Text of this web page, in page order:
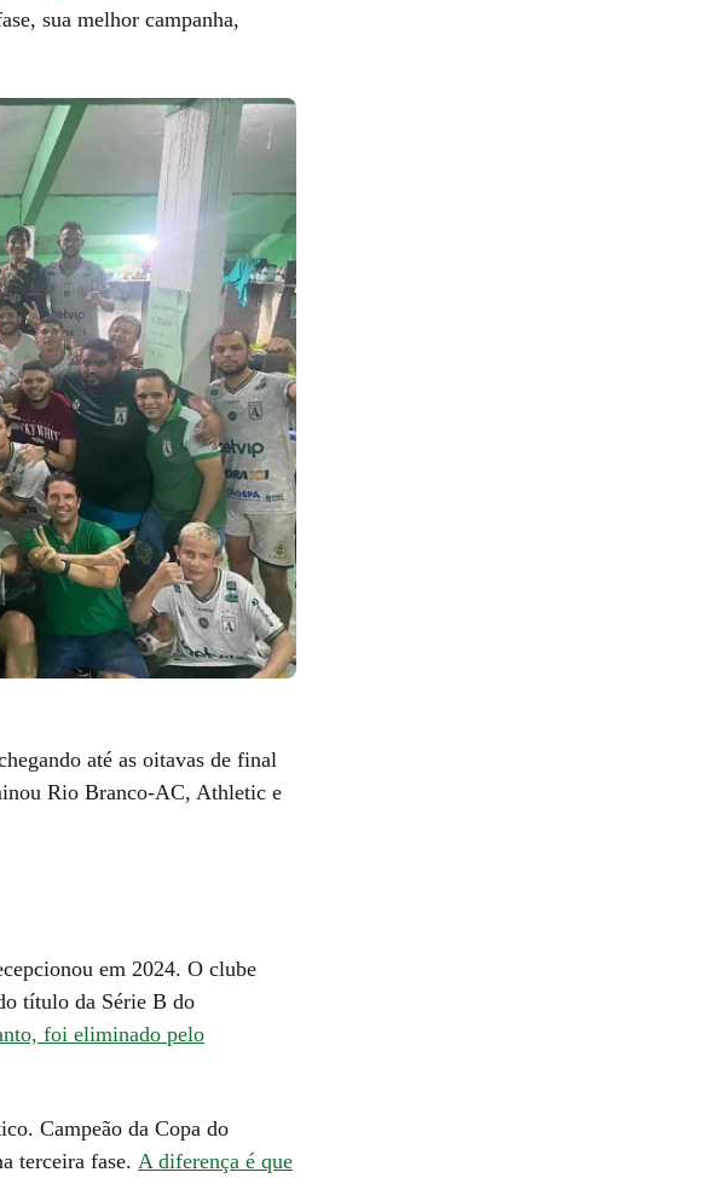
sua melhor campanha,
até as oitavas de final
Rio Branco-AC, Athletic e
em 2024. O clube
título da Série B do
foi eliminado pelo
Campeão da Copa do
terceira fase. A diferença é que